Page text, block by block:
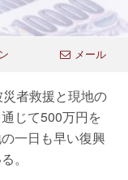
メール
者救援と現地の
じて500万円を
一日も早い復興
。